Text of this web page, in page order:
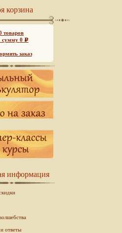
корзина
товаров
сумму 0 Р
заказ
информация
ответы